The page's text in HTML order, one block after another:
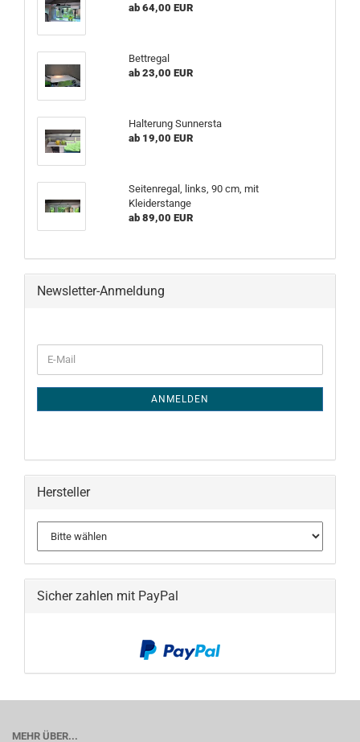
ab 64,00 EUR
Bettregal
ab 23,00 EUR
Halterung Sunnersta
ab 19,00 EUR
Seitenregal, links, 90 cm, mit
Kleiderstange
ab 89,00 EUR
Newsletter-Anmeldung
ZUR
NEWSLETTER-
E-
Mail
ANMELDEN
Hersteller
Sicher zahlen mit PayPal
MEHR ÜBER...